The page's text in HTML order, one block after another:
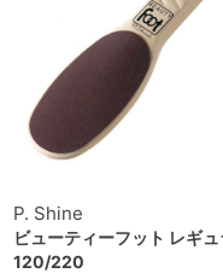
P. Shine
ビューティーフット レギ
120/220